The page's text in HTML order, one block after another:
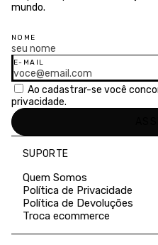
mundo.
NOME
E-MAIL
Ao cadastrar-se você
privacidade.
SUPORTE
Quem Somos
Política de Privacidade
Política de Devoluções
Troca ecommerce